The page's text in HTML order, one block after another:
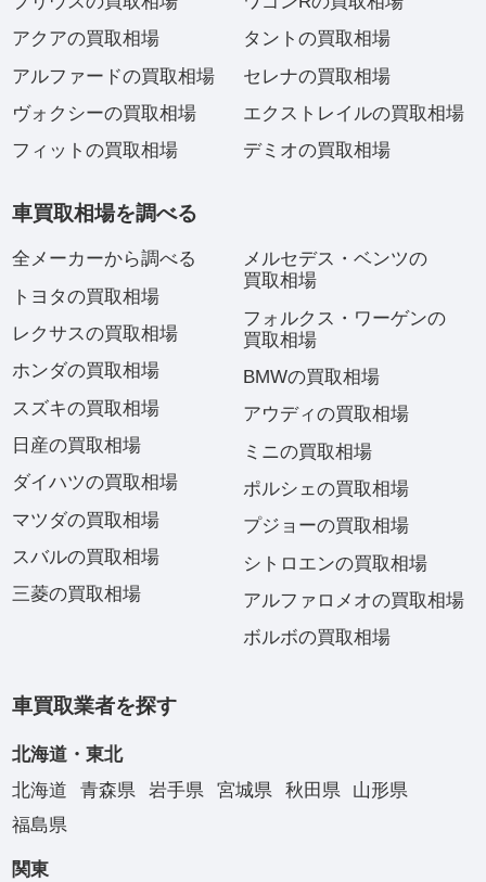
アクアの買取相場
アルファードの買取相場
ヴォクシーの買取相場
フィットの買取相場
タントの買取相場
セレナの買取相場
エクストレイルの買取相場
デミオの買取相場
車買取相場を調べる
全メーカーから調べる
トヨタの買取相場
レクサスの買取相場
ホンダの買取相場
スズキの買取相場
日産の買取相場
ダイハツの買取相場
マツダの買取相場
スバルの買取相場
三菱の買取相場
メルセデス・ベンツの
買取相場
フォルクス・ワーゲンの
買取相場
BMWの買取相場
アウディの買取相場
ミニの買取相場
ポルシェの買取相場
プジョーの買取相場
シトロエンの買取相場
アルファロメオの買取相場
ボルボの買取相場
車買取業者を探す
北海道・東北
北海道
青森県 岩手県 宮城県 秋田県
山形県
福島県
関東